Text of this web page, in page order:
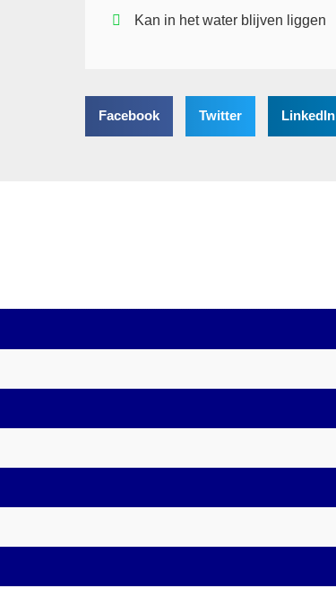
Kan in het water blijven liggen
Facebook Twitter LinkedIn